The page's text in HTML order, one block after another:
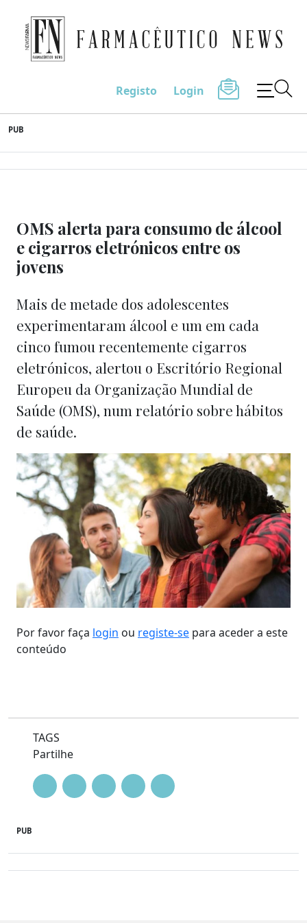
to
content
Farmacêutico News
Registo Login
PUB
OMS alerta para consumo de álcool
e cigarros eletrónicos entre os
jovens
Mais de metade dos adolescentes
experimentaram álcool e um em cada
cinco fumou recentemente cigarros
eletrónicos, alertou o Escritório Regional
Europeu da Organização Mundial de
Saúde (OMS), num relatório sobre hábitos
de saúde.
Por favor faça login ou registe-se para aceder a este
conteúdo
TAGS
Partilhe
PUB